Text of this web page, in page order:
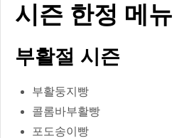
시즌 한정 메뉴
부활절 시즌
부활둥지빵
콜롬바부활빵
포도송이빵